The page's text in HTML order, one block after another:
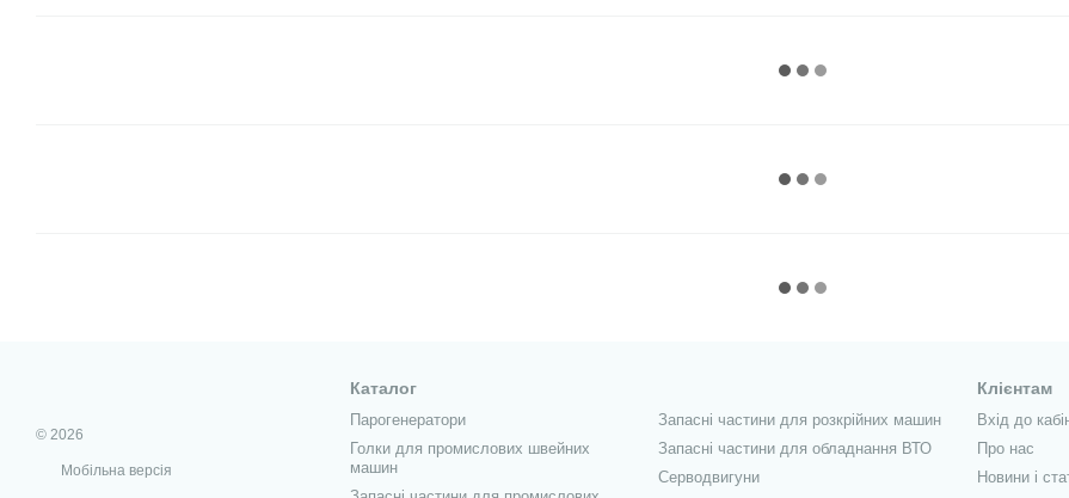
© 2026
Мобільна версія
Каталог
Парогенератори
Голки для промислових швейних
машин
Запасні частини для розкрійних машин
Запасні частини для обладнання ВТО
Серводвигуни
Клієнтам
Вхід до
Про нас
Новини і